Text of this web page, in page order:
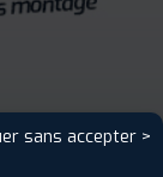
sans accepter >